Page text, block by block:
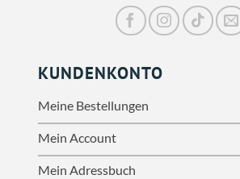
KUNDENKONTO
Meine Bestellungen
Mein Account
Mein Adressbuch